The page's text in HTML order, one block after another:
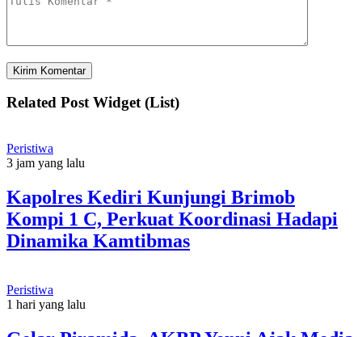
Related Post Widget (List)
Peristiwa
3 jam yang lalu
Kapolres Kediri Kunjungi Brimob
Kompi 1 C, Perkuat Koordinasi Hadapi
Dinamika Kamtibmas
Peristiwa
1 hari yang lalu